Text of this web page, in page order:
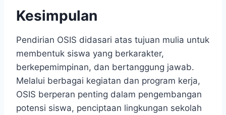
Kesimpulan
Pendirian OSIS didasari atas tujuan mulia untuk
membentuk siswa yang berkarakter,
berkepemimpinan, dan bertanggung jawab.
Melalui berbagai kegiatan dan program kerja,
OSIS berperan penting dalam pengembangan
potensi siswa, penciptaan lingkungan sekolah